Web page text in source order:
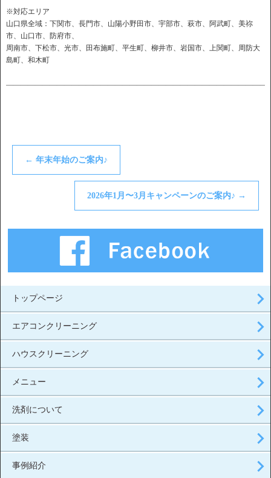
※対応エリア
山口県全域：下関市、長門市、山陽小野田市、宇部市、萩市、阿武町、美祢
市、山口市、防府市、
周南市、下松市、光市、田布施町、平生町、柳井市、岩国市、上関町、周防大
島町、和木町
← 年末年始のご案内♪
2026年1月〜3月キャンペーンのご案内♪ →
トップページ
エアコンクリーニング
ハウスクリーニング
メニュー
洗剤について
塗装
事例紹介